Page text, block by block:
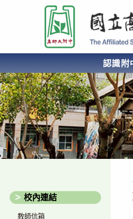
要
容
國立高雄師範大學附屬高級中學
認識
AFFILIATED SENIOR HIGH
校內連結
教師信箱